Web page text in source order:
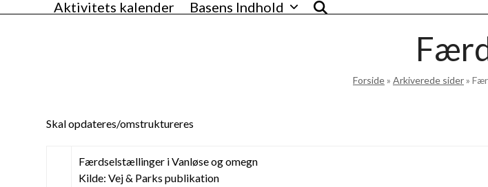
Aktivitets kalender Basens Indhold
Forside» Arkiverede sider»
Skal opdateres/omstruktureres
Færdselstællinger i Vanløse og omegn
Kilde: Vej & Parks publikation